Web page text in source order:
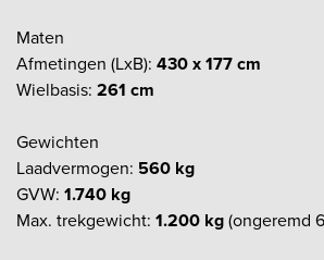
Maten
Afmetingen (LxB): 430 x 177 cm
Wielbasis: 261 cm
Gewichten
Laadvermogen: 560 kg
GVW: 1.740 kg
Max. trekgewicht: 1.200 kg(ongeremd